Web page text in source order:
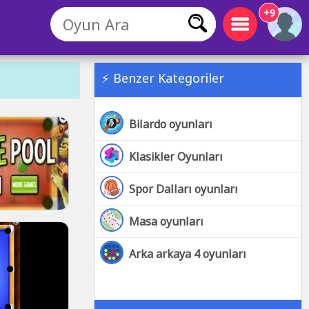
+9
⚡ Benzer Kategoriler
Bilardo oyunları
Klasikler Oyunları
Spor Dalları oyunları
Masa oyunları
Arka arkaya 4 oyunları